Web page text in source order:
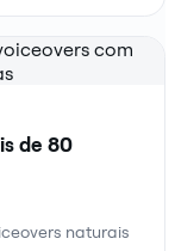
de 80
naturais